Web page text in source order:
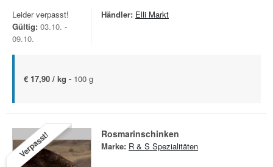
Leider verpasst!
Gültig: 03.10. -
09.10.
Händler: Elli Markt
€ 17,90 / kg - 100 g
Verpasst! Rosmarinschinken
Marke: R & S Spezialitäten